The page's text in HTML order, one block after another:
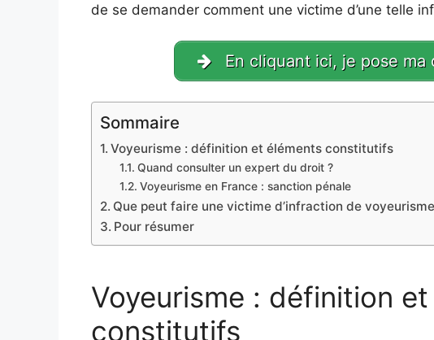
de se demander comment une victime d’une telle
En cliquant ici, je pose
Sommaire
Voyeurisme : définition et éléments constitutifs
Quand consulter un expert du droit ?
Voyeurisme en France : sanction pénale
Que peut faire une victime d’infraction de
Pour résumer
Voyeurisme : définition
constitutifs